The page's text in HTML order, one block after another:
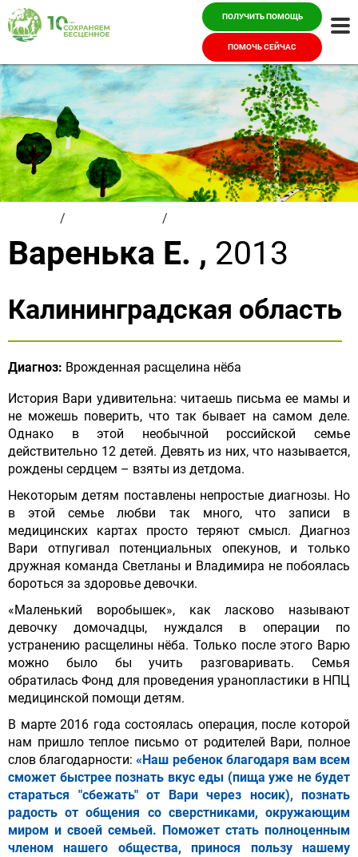
ПОЛУЧИТЬ ПОМОЩЬ
ПОМОЧЬ СЕЙЧАС
/ /
Варенька Е. , 2013
Калининградская область
Диагноз: Врожденная расщелина нёба
История Вари удивительна: читаешь письма ее мамы и
не можешь поверить, что так бывает на самом деле.
Однако в этой необычной российской семье
действительно 12 детей. Девять из них, что называется,
рождены сердцем – взяты из детдома.
Некоторым детям поставлены непростые диагнозы. Но
в этой семье любви так много, что записи в
медицинских картах просто теряют смысл. Диагноз
Вари отпугивал потенциальных опекунов, и только
дружная команда Светланы и Владимира не побоялась
бороться за здоровье девочки.
«Маленький воробышек», как ласково называют
девочку домочадцы, нуждался в операции по
устранению расщелины нёба. Только после этого Варю
можно было бы учить разговаривать. Семья
обратилась Фонд для проведения уранопластики в НПЦ
медицинской помощи детям.
В марте 2016 года состоялась операция, после которой
нам пришло теплое письмо от родителей Вари, полное
слов благодарности:«Наш ребенок благодаря вам всем
сможет быстрее познать вкус еды (пища уже не будет
стараться "сбежать" от Вари через носик), познать
радость от общения со сверстниками, окружающим
миром и своей семьей. Поможет стать полноценным
членом нашего общества, принося пользу нашему